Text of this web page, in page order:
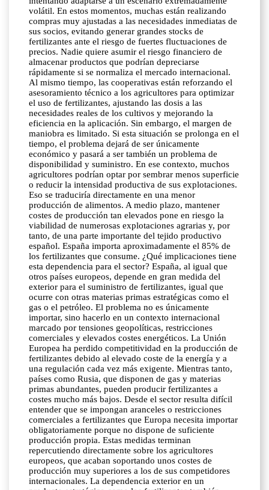
volátil. En estos momentos, muchas están realizando
compras muy ajustadas a las necesidades inmediatas de
sus socios, evitando generar grandes stocks de
fertilizantes ante el riesgo de fuertes fluctuaciones de
precios. Nadie quiere asumir el riesgo financiero de
almacenar productos que podrían depreciarse
rápidamente si se normaliza el mercado internacional.
Al mismo tiempo, las cooperativas están reforzando el
asesoramiento técnico a los agricultores para optimizar
el uso de fertilizantes, ajustando las dosis a las
necesidades reales de los cultivos y mejorando la
eficiencia en la aplicación. Sin embargo, el margen de
maniobra es limitado. Si esta situación se prolonga en el
tiempo, el problema dejará de ser únicamente
económico y pasará a ser también un problema de
disponibilidad y suministro. En ese contexto, muchos
agricultores podrían optar por sembrar menos superficie
o reducir la intensidad productiva de sus explotaciones.
Eso se traduciría directamente en una menor
producción de alimentos. A medio plazo, mantener
costes de producción tan elevados pone en riesgo la
viabilidad de numerosas explotaciones agrarias y, por
tanto, de una parte importante del tejido productivo
español. España importa aproximadamente el 85% de
los fertilizantes que consume. ¿Qué implicaciones tiene
esta dependencia para el sector? España, al igual que
otros países europeos, depende en gran medida del
exterior para el suministro de fertilizantes, igual que
ocurre con otras materias primas estratégicas como el
gas o el petróleo. El problema no es únicamente
importar, sino hacerlo en un contexto internacional
marcado por tensiones geopolíticas, restricciones
comerciales y elevados costes energéticos. La Unión
Europea ha perdido competitividad en la producción de
fertilizantes debido al elevado coste de la energía y a
una regulación cada vez más exigente. Mientras tanto,
países como Rusia, que disponen de gas y materias
primas abundantes, pueden producir fertilizantes a
costes mucho más bajos. Desde el sector resulta difícil
entender que se impongan aranceles o restricciones
comerciales a fertilizantes que Europa necesita importar
obligatoriamente porque no dispone de suficiente
producción propia. Estas medidas terminan
repercutiendo directamente sobre los agricultores
europeos, que acaban soportando unos costes de
producción muy superiores a los de sus competidores
internacionales. La dependencia exterior en un